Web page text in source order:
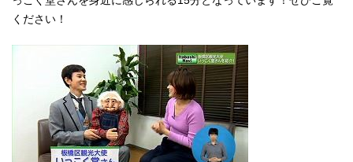
日本語
English
简体中文
ください！